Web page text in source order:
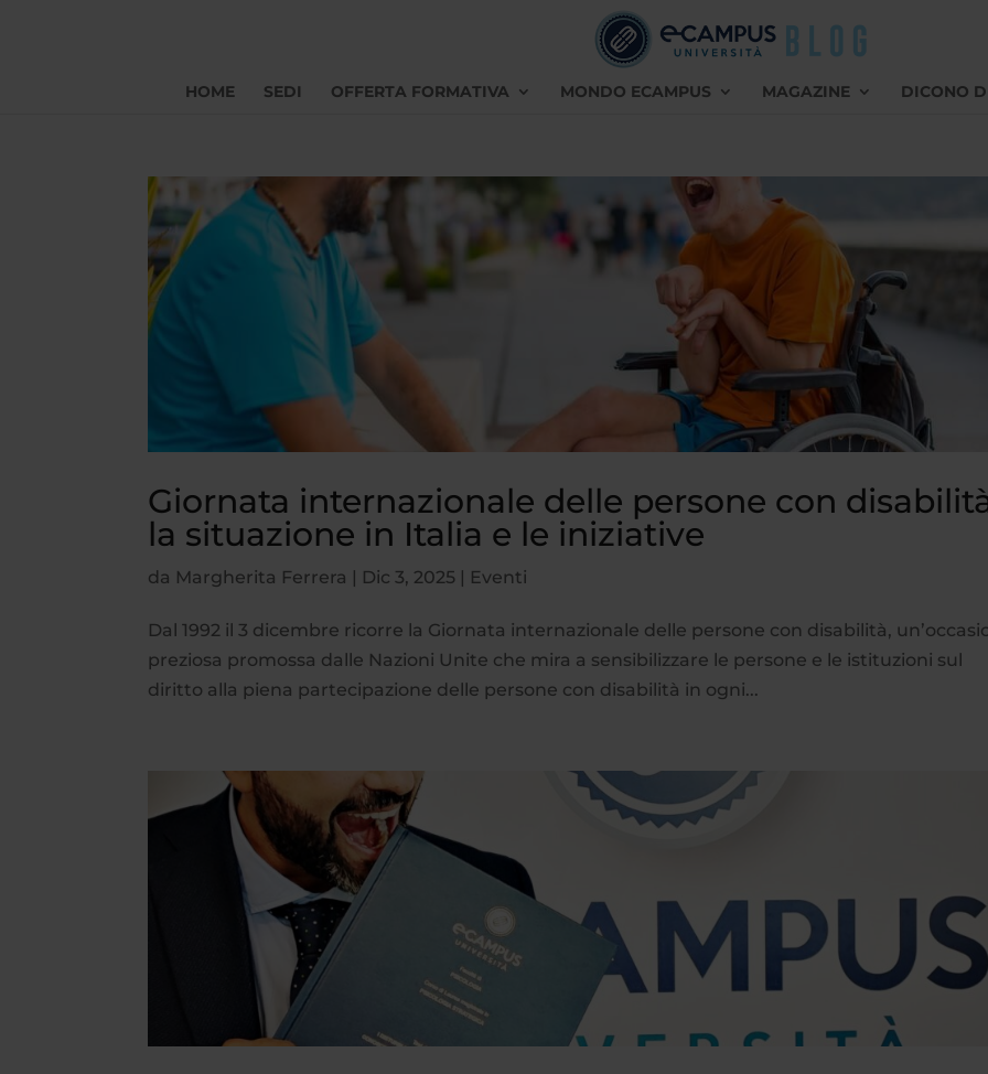
HOME SEDI OFFERTA FORMATIVA MONDO ECAMPUS MAGAZINE DICONO
Giornata internazionale delle persone con
la situazione in Italia e le iniziative
da Margherita Ferrera | Dic 3, 2025 | Eventi
Dal 1992 il 3 dicembre ricorre la Giornata internazionale delle persone con disabilità,
preziosa promossa dalle Nazioni Unite che mira a sensibilizzare le persone e le istituzioni sul
diritto alla piena partecipazione delle persone con disabilità in ogni...